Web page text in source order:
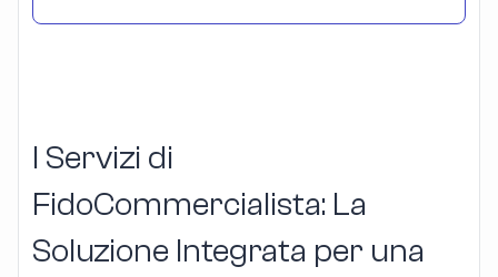
I Servizi di
FidoCommercialista: La
Soluzione Integrata per una